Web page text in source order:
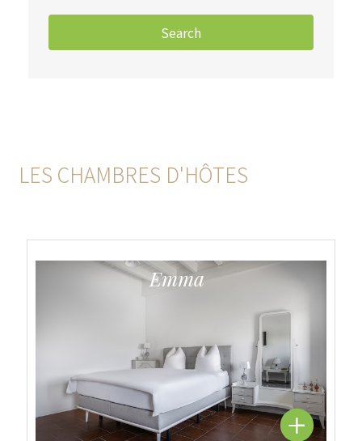
LES CHAMBRES D'HÔTES
Emma